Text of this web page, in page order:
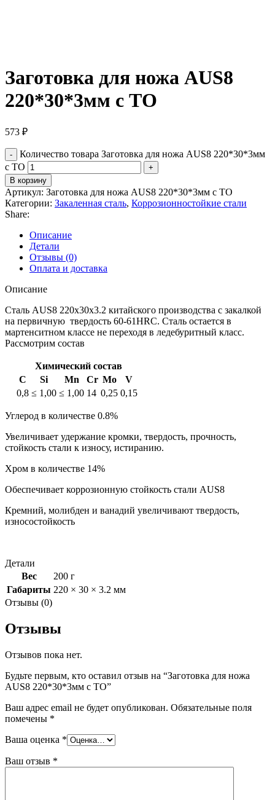
Заготовка для ножа AUS8
220*30*3мм с ТО
573 ₽
Количество товара Заготовка для ножа AUS8 220*30*3мм
с ТО
В корзину
Артикул: Заготовка для ножа AUS8 220*30*3мм с ТО
Категории: Закаленная сталь, Коррозионностойкие стали
Share:
Описание
Детали
Отзывы (0)
Оплата и доставка
Описание
Сталь AUS8 220x30x3.2 китайского производства с закалкой
на первичную твердость 60-61HRC. Сталь остается в
мартенситном классе не переходя в ледебуритный класс.
Рассмотрим состав
Химический состав
C
Si Mn Cr Mo
V
0,8 ≤ 1,00 ≤ 1,00 14 0,25 0,15
Углерод в количестве 0.8%
Увеличивает удержание кромки, твердость, прочность,
стойкость стали к износу, истиранию.
Хром в количестве 14%
Обеспечивает коррозионную стойкость стали AUS8
Кремний, молибден и ванадий увеличивают твердость,
износостойкость
Детали
Вес
200 г
Габариты 220 × 30 × 3.2 мм
Отзывы (0)
Отзывы
Отзывов пока нет.
Будьте первым, кто оставил отзыв на “Заготовка для ножа
AUS8 220*30*3мм с ТО”
Ваш адрес email не будет опубликован. Обязательные поля
помечены *
Ваша оценка *
Ваш отзыв *